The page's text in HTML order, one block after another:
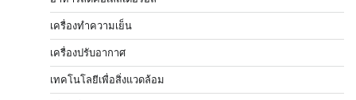
เครื่องทำความเย็น
เครื่องปรับอากาศ
เทคโนโลยีเพื่อสิ่งแวดล้อม